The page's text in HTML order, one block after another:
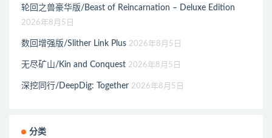
轮回之兽豪华版/Beast of Reincarnation – Deluxe Edition
2026年8月5日
数回增强版/Slither Link Plus 2026年8月5日
无尽矿山/Kin and Conquest 2026年8月5日
深挖同行/DeepDig: Together 2026年8月5日
分类